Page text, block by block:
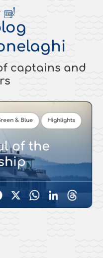
captains and
of the
& Blue Highlights
X WhatsApp
LinkedInThreads